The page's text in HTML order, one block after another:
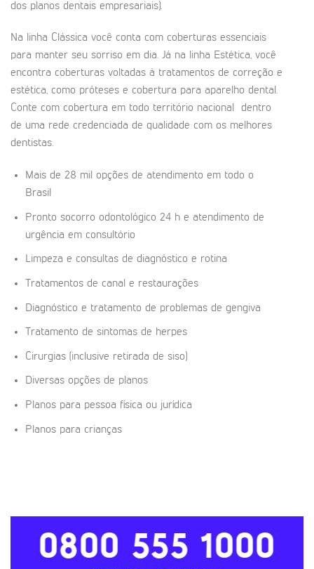
dos planos dentais empresariais).
Na linha Clássica você conta com coberturas essenciais
para manter seu sorriso em dia. Já na linha Estética, você
encontra coberturas voltadas à tratamentos de correção e
estética, como próteses e cobertura para aparelho dental.
Conte com cobertura em todo território nacional dentro
de uma rede credenciada de qualidade com os melhores
dentistas.
Mais de 28 mil opções de atendimento em todo o
Brasil
Pronto socorro odontológico 24 h e atendimento de
urgência em consultório
Limpeza e consultas de diagnóstico e rotina
Tratamentos de canal e restaurações
Diagnóstico e tratamento de problemas de gengiva
Tratamento de sintomas de herpes
Cirurgias (inclusive retirada de siso)
Diversas opções de planos
Planos para pessoa física ou jurídica
Planos para crianças
0800 555 1000